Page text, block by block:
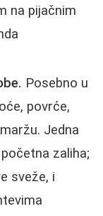
na pijačnim
Posebno u
povrće,
Jedna
zaliha;
sveže, i